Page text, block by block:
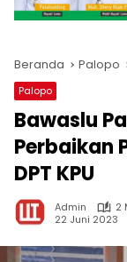
Beranda Palopo
Palopo
Bawaslu
Perbaikan
DPT KPU
Admin
2
22 Juni 2023